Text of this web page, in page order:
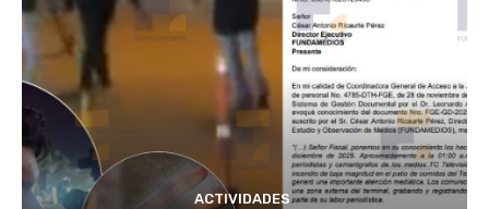
ACTIVIDADES